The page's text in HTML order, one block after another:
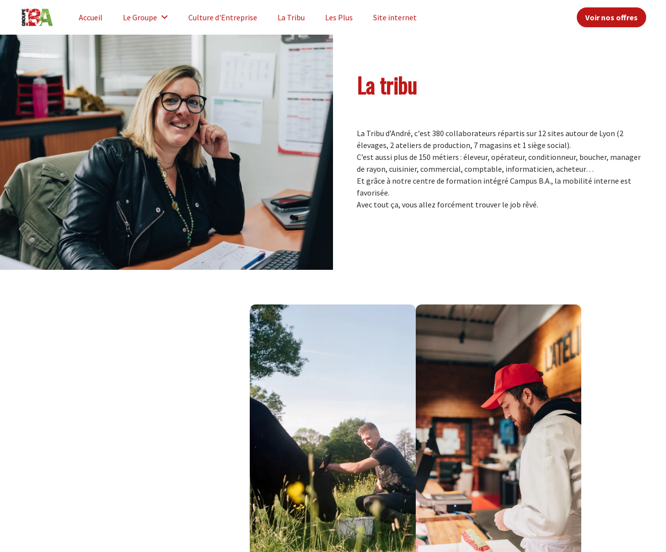
Accueil Le Groupe Culture d'Entreprise La Tribu Les Plus Site internet Voir nos offres
La tribu
La Tribu d’André, c'est 380 collaborateurs répartis sur 12 sites autour de Lyon (2
élevages, 2 ateliers de production, 7 magasins et 1 siège social).
C’est aussi plus de 150 métiers : éleveur, opérateur, conditionneur, boucher, manager
de rayon, cuisinier, commercial, comptable, informaticien, acheteur…
Et grâce à notre centre de formation intégré Campus B.A., la mobilité interne est
favorisée.
Avec tout ça, vous allez forcément trouver le job rêvé.